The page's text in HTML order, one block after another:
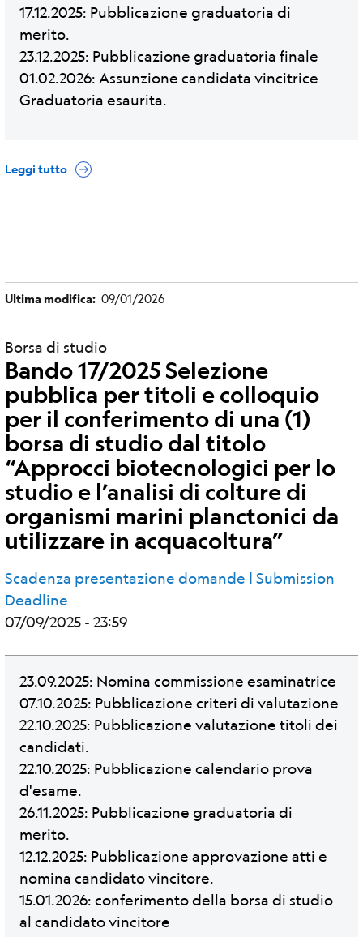
17.12.2025: Pubblicazione graduatoria di
merito.
23.12.2025: Pubblicazione graduatoria finale
01.02.2026: Assunzione candidata vincitrice
Graduatoria esaurita.
Leggi tutto
Ultima modifica 09/01/2026
Borsa di studio
Bando 17/2025 Selezione
pubblica per titoli e colloquio
per il conferimento di una (1)
borsa di studio dal titolo
“Approcci biotecnologici per lo
studio e l’analisi di colture di
organismi marini planctonici da
utilizzare in acquacoltura”
Scadenza presentazione domande | Submission
Deadline
07/09/2025 - 23:59
23.09.2025: Nomina commissione esaminatrice
07.10.2025: Pubblicazione criteri di valutazione
22.10.2025: Pubblicazione valutazione titoli dei
candidati.
22.10.2025: Pubblicazione calendario prova
d'esame.
26.11.2025: Pubblicazione graduatoria di
merito.
12.12.2025: Pubblicazione approvazione atti e
nomina candidato vincitore.
15.01.2026: conferimento della borsa di studio
al candidato vincitore